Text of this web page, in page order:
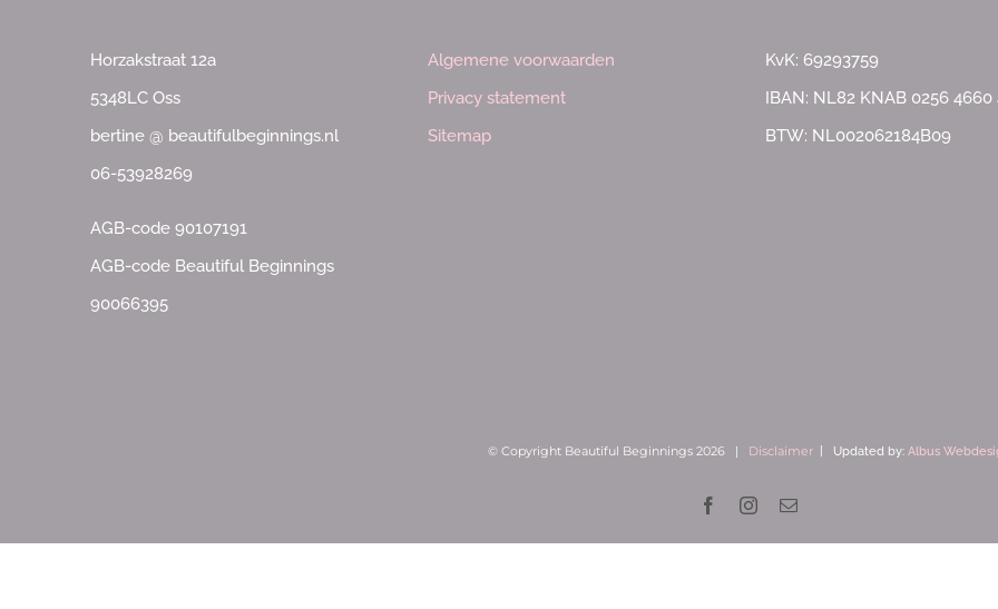
Horzakstraat 12a
5348LC Oss
bertine @ beautifulbeginnings.nl
06-53928269
AGB-code 90107191
AGB-code Beautiful Beginnings
90066395
Algemene voorwaarden
Privacy statement
Sitemap
KvK: 69293759
IBAN: NL82 KNAB 0256 4660
BTW: NL002062184B09
© Copyright Beautiful Beginnings 2026 | Disclaimer| Updated by: Albus
FacebookInstagram
E-